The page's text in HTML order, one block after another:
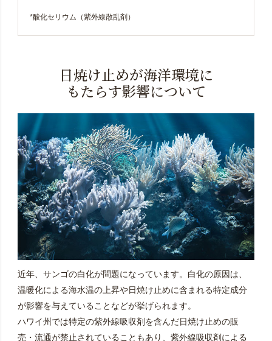
*酸化セリウム（紫外線散乱剤）
日焼け止めが海洋環境に
もたらす影響について
近年、サンゴの白化が問題になっています。白化の原因は、
温暖化による海水温の上昇や日焼け止めに含まれる特定成分
が影響を与えていることなどが挙げられます。
ハワイ州では特定の紫外線吸収剤を含んだ日焼け止めの販
売・流通が禁止されていることもあり、紫外線吸収剤による